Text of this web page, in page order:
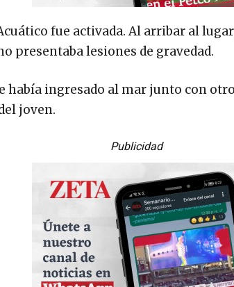
fue activada. Al arribar al
presentaba lesiones de gravedad.
había ingresado al mar junto con
joven.
Publicidad